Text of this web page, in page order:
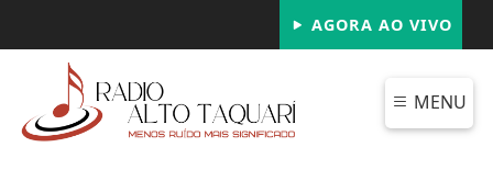
AGORA AO VIVO
MENU